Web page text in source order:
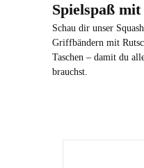
Spielspaß
Schau dir unser
Griffbändern mit
Taschen – damit du
brauchst.